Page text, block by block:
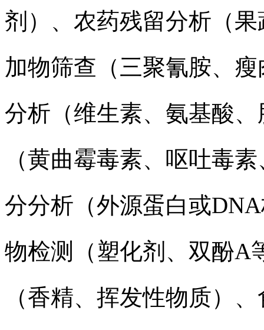
剂）、农药残留分析（
加物筛查（三聚氰胺、
分析（维生素、氨基酸
（黄曲霉毒素、呕吐毒
分分析（外源蛋白或
物检测（塑化剂、双酚A
（香精、挥发性物质）